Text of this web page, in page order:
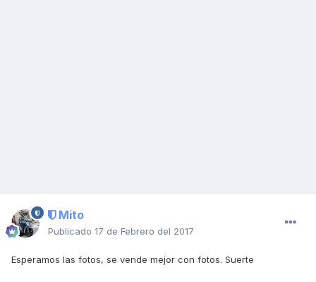
Mito
Publicado 17 de Febrero del 2017
Esperamos las fotos, se vende mejor con fotos. Suerte